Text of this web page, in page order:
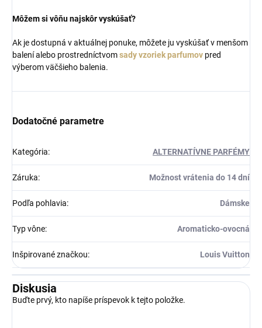
Môžem si vôňu najskôr vyskúšať?
Ak je dostupná v aktuálnej ponuke, môžete ju vyskúšať v menšom
balení alebo prostredníctvomsady vzoriek parfumov pred
výberom väčšieho balenia.
Dodatočné parametre
Kategória: ALTERNATÍVNE PARFÉMY
Záruka: Možnost vrátenia do 14 dní
Podľa pohlavia: Dámske
Typ vône: Aromaticko-ovocná
Inšpirované značkou: Louis Vuitton
Diskusia
Buďte prvý, kto napíše príspevok k tejto položke.